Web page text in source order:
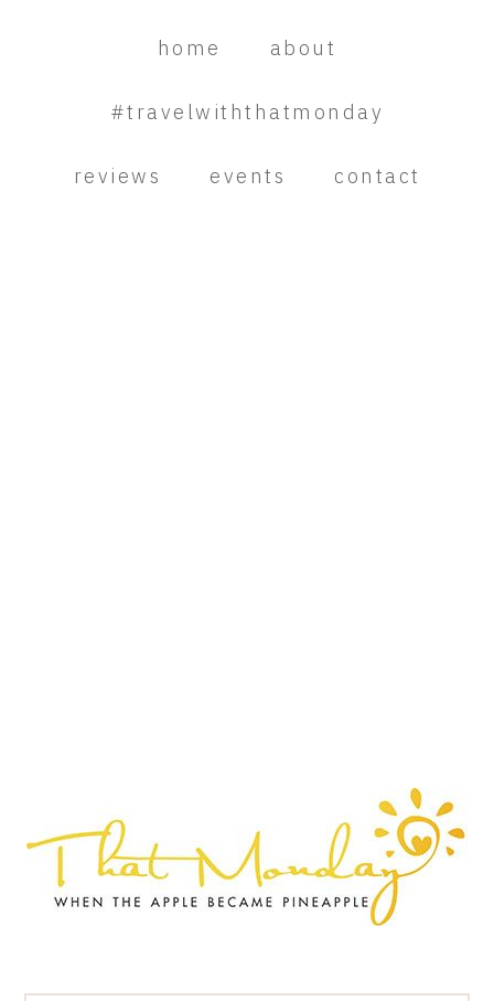
home about
#travelwiththatmonday
reviews events contact